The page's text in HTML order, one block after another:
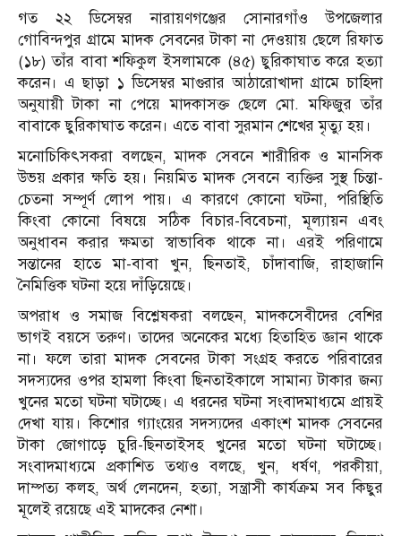
গত ২২ ডিসেম্বর নারায়ণগঞ্জের সোনারগাঁও উপজেলার
গোবিন্দপুর গ্রামে মাদক সেবনের টাকা না দেওয়ায় ছেলে রিফাত
(১৮) তাঁর বাবা শফিকুল ইসলামকে (৪৫) ছুরিকাঘাত করে হত্যা
করেন। এ ছাড়া ১ ডিসেম্বর মাগুরার আঠারোখাদা গ্রামে চাহিদা
অনুযায়ী টাকা না পেয়ে মাদকাসক্ত ছেলে মো. মফিজুর তাঁর
বাবাকে ছুরিকাঘাত করেন। এতে বাবা সুরমান শেখের মৃত্যু হয়।
মনোচিকিৎসকরা বলছেন, মাদক সেবনে শারীরিক ও মানসিক
উভয় প্রকার ক্ষতি হয়। নিয়মিত মাদক সেবনে ব্যক্তির সুস্থ চিন্তা-
চেতনা সম্পূর্ণ লোপ পায়। এ কারণে কোনো ঘটনা, পরিস্থিতি
কিংবা কোনো বিষয়ে সঠিক বিচার-বিবেচনা, মূল্যায়ন এবং
অনুধাবন করার ক্ষমতা স্বাভাবিক থাকে না। এরই পরিণামে
সন্তানের হাতে মা-বাবা খুন, ছিনতাই, চাঁদাবাজি, রাহাজানি
নৈমিত্তিক ঘটনা হয়ে দাঁড়িয়েছে।
অপরাধ ও সমাজ বিশ্লেষকরা বলছেন, মাদকসেবীদের বেশির
ভাগই বয়সে তরুণ। তাদের অনেকের মধ্যে হিতাহিত জ্ঞান থাকে
না। ফলে তারা মাদক সেবনের টাকা সংগ্রহ করতে পরিবারের
সদস্যদের ওপর হামলা কিংবা ছিনতাইকালে সামান্য টাকার জন্য
খুনের মতো ঘটনা ঘটাচ্ছে। এ ধরনের ঘটনা সংবাদমাধ্যমে প্রায়ই
দেখা যায়। কিশোর গ্যাংয়ের সদস্যদের একাংশ মাদক সেবনের
টাকা জোগাড়ে চুরি-ছিনতাইসহ খুনের মতো ঘটনা ঘটাচ্ছে।
সংবাদমাধ্যমে প্রকাশিত তথ্যও বলছে, খুন, ধর্ষণ, পরকীয়া,
দাম্পত্য কলহ, অর্থ লেনদেন, হত্যা, সন্ত্রাসী কার্যক্রম সব কিছুর
মূলেই রয়েছে এই মাদকের নেশা।